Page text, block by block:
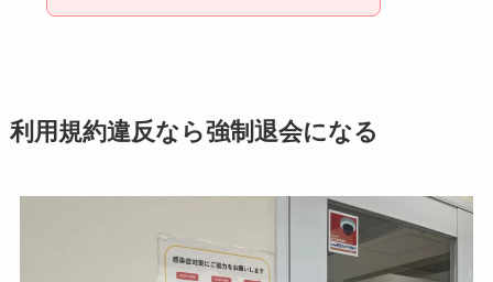
利用規約違反なら強制退会になる